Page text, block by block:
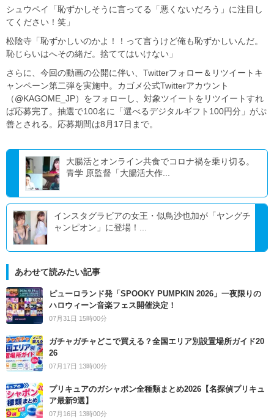
シュウペイ「恥ずかしそうに言ってる「悪くないだろう」に注目し
てください！笑」
松陰寺「恥ずかしいのかよ！！って言うけど俺も恥ずかしいんだ。
恥じらいはへその緒だ。捨ててはいけない」
さらに、今回の動画の公開に伴い、Twitterフォロー＆リツイートキ
ャンペーン第二弾を実施中。カゴメ公式Twitterアカウント
（@KAGOME_JP）をフォローし、対象ツイートをリツイートすれ
ば応募完了。抽選で100名に「選べるデジタルギフト100円分」がぷ
善とされる。応募期間は8月17日まで。
大腸活とオンライン共食でコロナ禍を乗り切る。
青学 原監督「大腸活大作...
インスタグラビアの女王・似鳥沙也加が「ヤングチ
ャンピオン」に登場！...
あわせて読みたい記事
ピューロランド発「SPOOKY PUMPKIN 2026」一夜限りの
ハロウィーン音楽フェス開催決定！
07月31日 15時00分
ガチャガチャどこで買える？全国エリア別設置場所ガイド20
26
07月17日 13時00分
プリキュアのガシャポン全種類まとめ2026【名探偵プリキュ
ア最新9選】
07月16日 13時00分